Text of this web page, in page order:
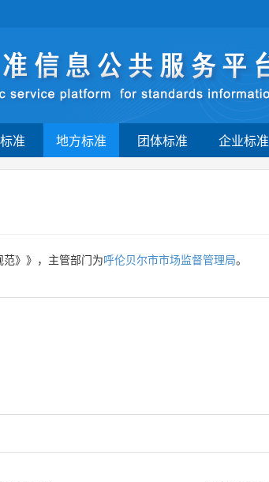
准 地方标准 团体标准 企业标准
》》，主管部门为呼伦贝尔市市场监督管理局。